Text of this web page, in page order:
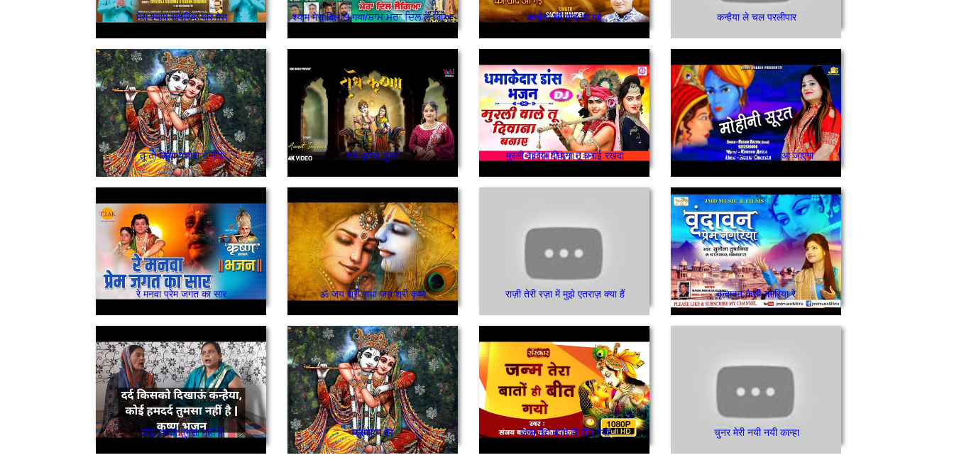
मेरा श्याम सांवरिया यार मेरा श्याम मेरा दिल ले गया/ਸ਼ਾਮ ਮੇਰਾ ਦਿਲ ਲੈ ਗਿਆ कन्हैया की याद आ गई कन्हैया ले चल परलीपार
तू तो लिया यशोदा ने गोद राधे कृष्णा झूमते मुरली वालेया दीवाना तू बनाई रखदा है मुझको विश्वाश संवारा आ जाएगा
रे मनवा प्रेम जगत का सार ॐ जय श्री राधा जय श्री कृष्ण राज़ी तेरी रज़ा में मुझे एतराज़ क्या हैं वृन्दावन कैसी नगरिया रे
कोई हमदर्द तुमसा नहीं है मनमोहन मेरे जन्म तेरा बातो ही बीत गयो चुनर मेरी नयी नयी कान्हा